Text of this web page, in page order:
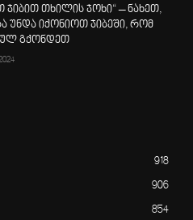
ჯიბით თხილის ჯოხი“ – ნახეთ,
უნდა იქონიოთ ჯიბეში, რომ
გქონდეთ
918
906
854